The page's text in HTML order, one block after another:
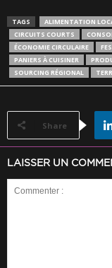
TAGS ALIMENTATION
CIRCUITS COURTS
ÉCONOMIE CIRCULAIRE
PANIERS À CUISINER
SOURCING RÉGIONAL
Share
LAISSER UN